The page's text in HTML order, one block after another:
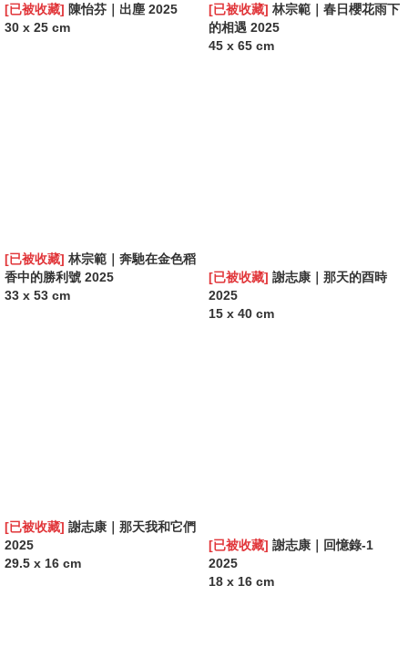
[已被收藏] 陳怡芬｜出塵 2025
30 x 25 cm
[已被收藏] 林宗範｜春日櫻花雨下
的相遇 2025
45 x 65 cm
[已被收藏] 林宗範｜奔馳在金色稻
香中的勝利號 2025
33 x 53 cm
[已被收藏] 謝志康｜那天的酉時
2025
15 x 40 cm
[已被收藏] 謝志康｜那天我和它們
2025
29.5 x 16 cm
[已被收藏] 謝志康｜回憶錄-1
2025
18 x 16 cm